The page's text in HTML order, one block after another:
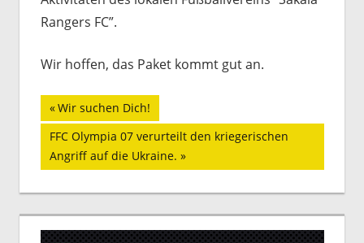
Rangers FC”.
Wir hoffen, das Paket kommt gut an.
Beitragsnavigation
Vorheriger
Beitrag:
Wir suchen Dich!
Nächster
Beitrag:
FFC Olympia 07 verurteilt den kriegerischen
Angriff auf die Ukraine.